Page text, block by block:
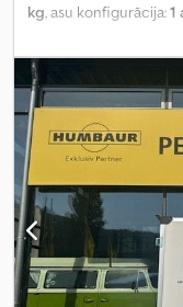
kg , asu konfigurācija:1
augstums:1 500 mm,